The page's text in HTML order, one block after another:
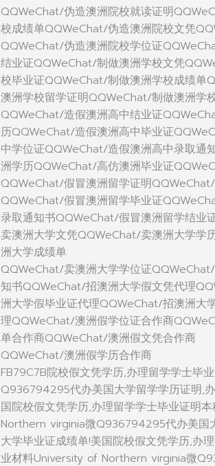
QQWeChat/伪造澳洲院校就读证明
校成绩单QQWeChat/伪造澳洲院校文凭
QQWeChat/伪造澳洲院校学位证
结业证QQWeChat/制做澳洲学校文凭
校毕业证QQWeChat/制做澳洲学校成绩
澳洲学校留学证明QQWeChat/制做澳洲学
QQWeChat/造假澳洲高中结业证
历QQWeChat/造假澳洲高中毕业证
中学位证QQWeChat/造假澳洲高中录取
洲学历QQWeChat/高仿澳洲毕业证
QQWeChat/假冒澳洲留学证明
QQWeChat/假冒澳洲留学毕业证
录取通知书QQWeChat/假冒澳洲留学结
卖澳洲大学文凭QQWeChat/卖澳洲大学
洲大学成绩单
QQWeChat/卖澳洲大学学位证
知书QQWeChat/招澳洲大学假文凭代理
洲大学假毕业证代理QQWeChat/招澳洲大
理QQWeChat/澳洲假学位证合作商
单合作商QQWeChat/澳洲假文凭合作商
QQWeChat/澳洲假学历合作商
FB79C7B院校假文凭学历,办理留学学士毕
Q936794295代办美国大学留学学历证明,
国院校假文凭学历,办理留学学士毕业证明
Northern virginia微Q936794295代办美国
大学毕业证成绩单!美国院校假文凭学历,办
业材料University of Northern virginia微